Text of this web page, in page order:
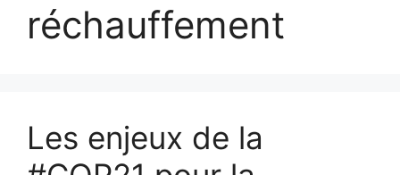
réchauffement
Les enjeux de la